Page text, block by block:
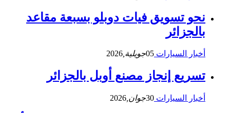
نحو تسويق فيات دوبلو بسبعة مقاعد
بالجزائر
أخبار السيارات 05جويلية,2026
تسريع إنجاز مصنع أوبل بالجزائر
أخبار السيارات 30جوان, 2026